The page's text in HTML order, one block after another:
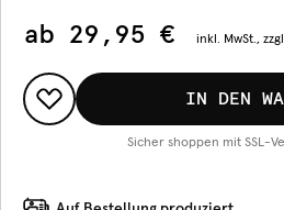
ab 29,95 € inkl. MwSt.,
IN DEN
Sicher shoppen mit SSL-